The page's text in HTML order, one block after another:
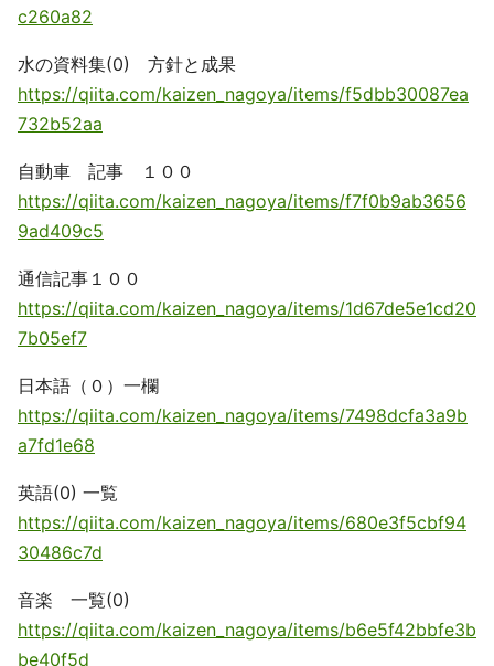
c260a82
水の資料集(0) 方針と成果
https://qiita.com/kaizen_nagoya/items/f5dbb30087ea
732b52aa
自動車 記事 １００
https://qiita.com/kaizen_nagoya/items/f7f0b9ab3656
9ad409c5
通信記事１００
https://qiita.com/kaizen_nagoya/items/1d67de5e1cd20
7b05ef7
日本語（０）一欄
https://qiita.com/kaizen_nagoya/items/7498dcfa3a9b
a7fd1e68
英語(0) 一覧
https://qiita.com/kaizen_nagoya/items/680e3f5cbf94
30486c7d
音楽 一覧(0)
https://qiita.com/kaizen_nagoya/items/b6e5f42bbfe3b
be40f5d